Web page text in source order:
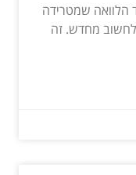
שמטרידה
מחדש. זה